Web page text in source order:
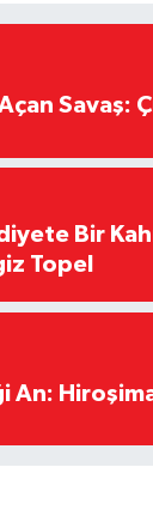
Savaş:
Bir
Topel
An: